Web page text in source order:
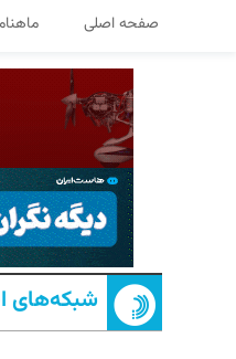
صفحه اصلی
شبکه‌های